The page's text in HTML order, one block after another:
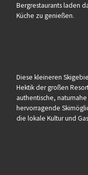
Bergrestaurants laden
Küche zu genießen.
Diese kleineren
Hektik der großen
authentische,
hervorragende
die lokale Kultur und